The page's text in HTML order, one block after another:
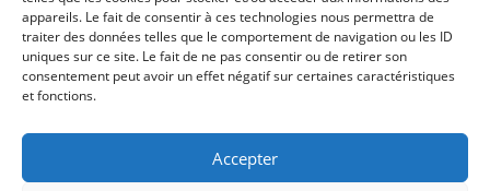
appareils. Le fait de consentir à ces technologies nous permettra de
traiter des données telles que le comportement de navigation ou les ID
uniques sur ce site. Le fait de ne pas consentir ou de retirer son
consentement peut avoir un effet négatif sur certaines caractéristiques
et fonctions.
Accepter
Agrément Orias n°08 040 890, conformité PCI_DSS, respect directives ACP